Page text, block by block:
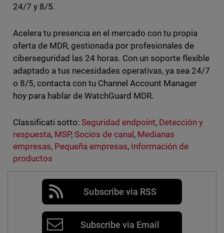
24/7 y 8/5.
Acelera tu presencia en el mercado con tu propia
oferta de MDR, gestionada por profesionales de
ciberseguridad las 24 horas. Con un soporte flexible
adaptado a tus necesidades operativas, ya sea 24/7
o 8/5, contacta con tu Channel Account Manager
hoy para hablar de WatchGuard MDR.
Classificati sotto: Seguridad endpoint, Detección y
respuesta, MSP, Socios de canal, Medianas
empresas, Pequeña empresas, Información de
productos
Subscribe via RSS
Subscribe via Email